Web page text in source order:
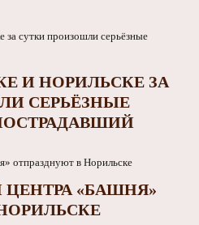
И НОРИЛЬСКЕ ЗА
СЕРЬЁЗНЫЕ
«БАШНЯ»